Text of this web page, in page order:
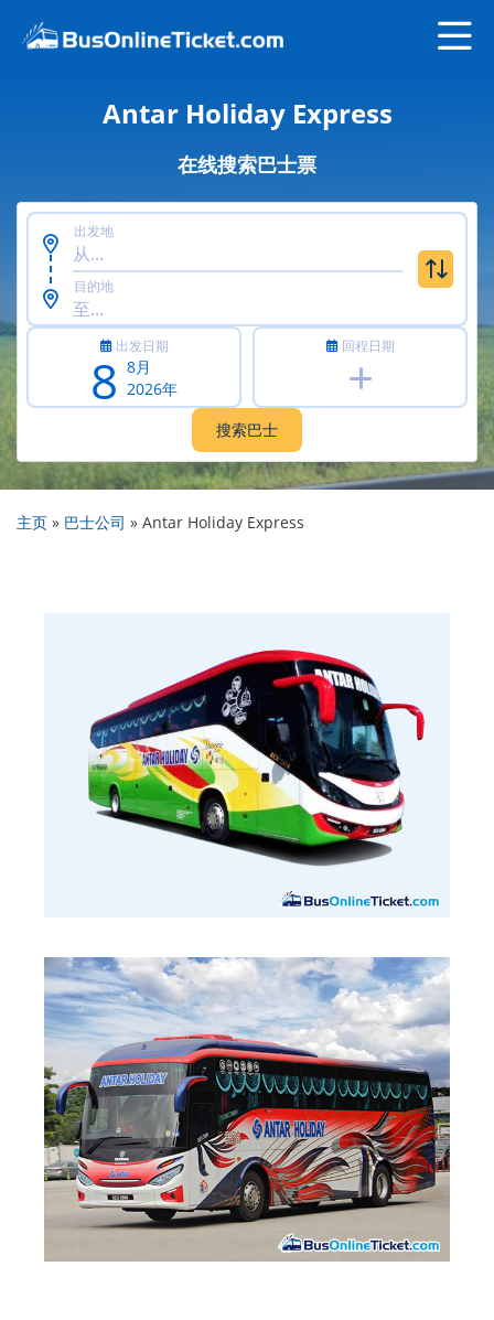
Antar Holiday Express
在线搜索巴士票
出发地
目的地
出发日期
8 8月
2026年
回程日期
主页 » 巴士公司 » Antar Holiday Express